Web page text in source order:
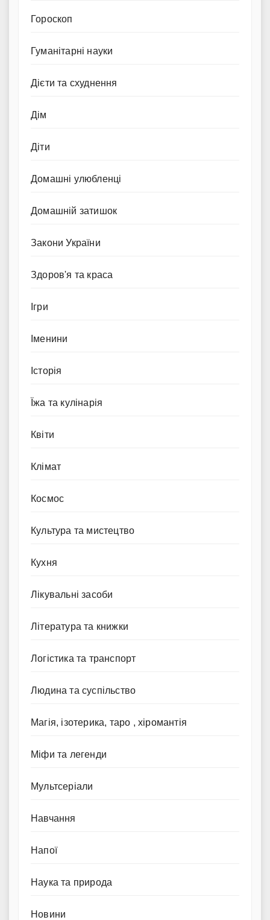
Гороскоп
Гуманітарні науки
Дієти та схуднення
Дім
Діти
Домашні улюбленці
Домашній затишок
Закони України
Здоров'я та краса
Ігри
Іменини
Історія
Їжа та кулінарія
Квіти
Клімат
Космос
Культура та мистецтво
Кухня
Лікувальні засоби
Література та книжки
Логістика та транспорт
Людина та суспільство
Магія, ізотерика, таро , хіромантія
Міфи та легенди
Мультсеріали
Навчання
Напої
Наука та природа
Новини